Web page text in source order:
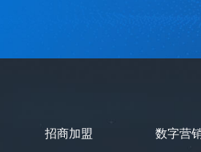
招商加盟 数字营